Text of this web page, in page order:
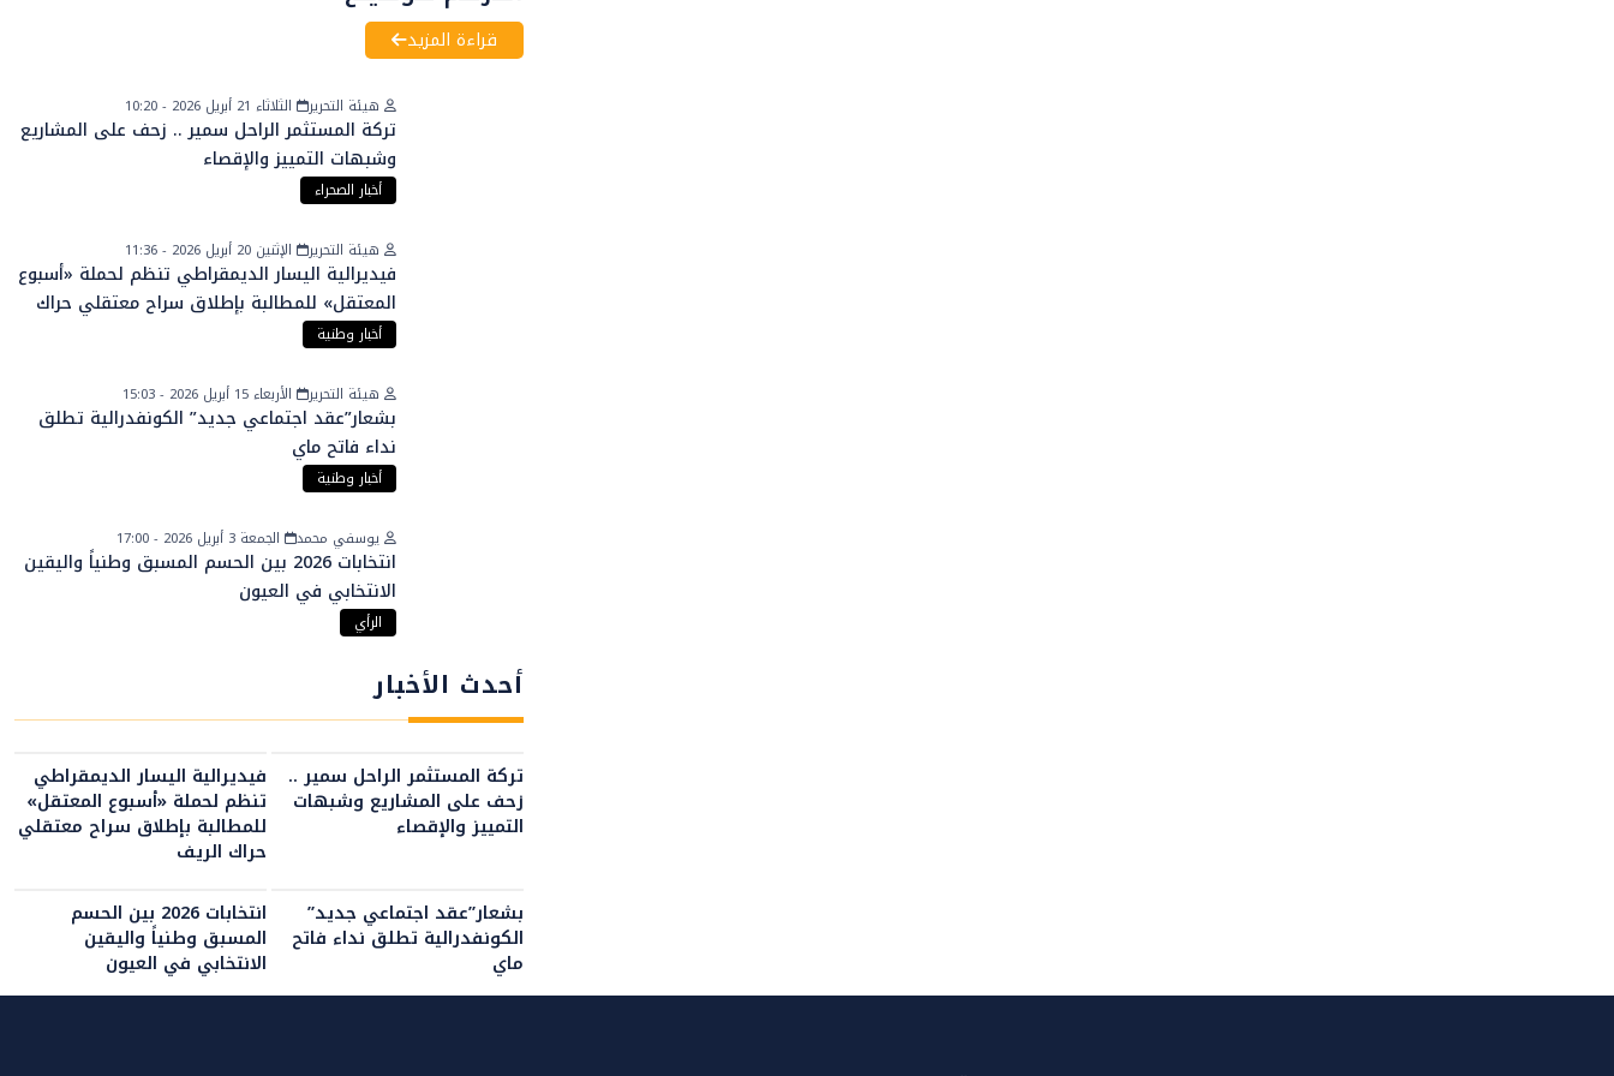
قراءة المزيد
هيئة التحرير الثلاثاء 21 أبريل 2026 - 10:20
تركة المستثمر الراحل سمير .. زحف على المشاريع
وشبهات التمييز والإقصاء
أخبار الصحراء
هيئة التحرير الإثنين 20 أبريل 2026 - 11:36
فيديرالية اليسار الديمقراطي تنظم لحملة «أسبوع
المعتقل» للمطالبة بإطلاق سراح معتقلي حراك
الريف
أخبار وطنية
هيئة التحرير الأربعاء 15 أبريل 2026 - 15:03
بشعار”عقد اجتماعي جديد” الكونفدرالية تطلق
نداء فاتح ماي
أخبار وطنية
يوسفي محمد الجمعة 3 أبريل 2026 - 17:00
انتخابات 2026 بين الحسم المسبق وطنياً واليقين
الانتخابي في العيون
الرأي
أحدث الأخبار
تركة المستثمر الراحل سمير ..
زحف على المشاريع وشبهات
التمييز والإقصاء
فيديرالية اليسار الديمقراطي
تنظم لحملة «أسبوع المعتقل»
للمطالبة بإطلاق سراح معتقلي
حراك الريف
بشعار”عقد اجتماعي جديد”
الكونفدرالية تطلق نداء فاتح
ماي
انتخابات 2026 بين الحسم
المسبق وطنياً واليقين
الانتخابي في العيون